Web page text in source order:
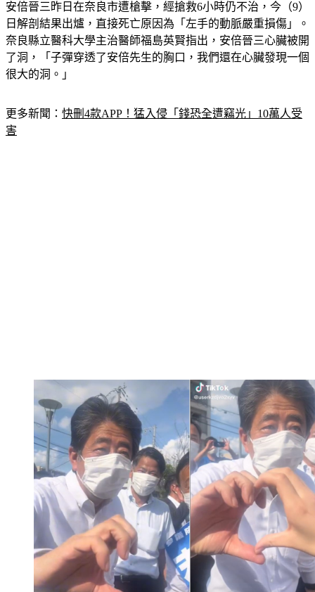
安倍晉三昨日在奈良市遭槍擊，經搶救6小時仍不治，今（9）
日解剖結果出爐，直接死亡原因為「左手的動脈嚴重損傷」。
奈良縣立醫科大學主治醫師福島英賢指出，安倍晉三心臟被開
了洞，「子彈穿透了安倍先生的胸口，我們還在心臟發現一個
很大的洞。」
更多新聞： 快刪4款APP！猛入侵「錢恐全遭竊光」10萬人受
害